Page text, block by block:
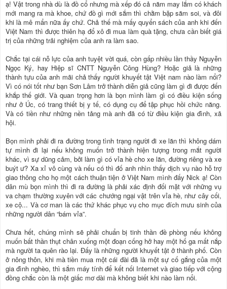
ạ! Vật trong nhà dù là đồ cổ nhưng mà xếp đó cả năm may lắm có khách
mới mang ra mà khoe, chứ đồ gì mới sắm thì chằm bặp săm soi, và đôi
khi là mê mẩn nữa ấy chứ. Chả thế mà mấy quyển sách của anh khi đến
Việt Nam thì được thiên hạ đổ xô đi mua làm quà tặng, chưa cần biết giá
trị của những trải nghiệm của anh ra làm sao.
Chắc tại cái nỗ lực của anh tuyệt vời quá, còn gấp nhiều lần thầy Nguyễn
Ngọc Ký, hay Hiệp sĩ CNTT Nguyễn Công Hùng? Hoặc giả là những
thành tựu của anh mãi chả thấy người khuyết tật Việt nam nào làm nổi?
Vì có nói tốt như bạn Sơn Lâm trở thành diễn giả cũng làm gì đi được đến
khắp thế giới. Và quan trọng hơn là bọn mình làm gì có điều kiện sống
như ở Úc, có trang thiết bị y tế, có dụng cụ để tập phục hồi chức năng.
Và có tiền như những nền tảng mà anh đã có từ điều kiện gia đình, xã
hội.
Bọn mình phải đi ra đường trong tình trạng người đi xe lăn thì không dám
tự mình đi lại nếu không muốn trở thành hiện tượng trong mắt người
khác, vì sự dũng cảm, bởi làm gì có vỉa hè cho xe lăn, đường riêng và xe
buýt ư? Xa xỉ vô cùng và nếu có thì đố anh nhìn thấy dịch vụ nào hỗ trợ
giao thông cho họ một cách thuận tiện ở Việt Nam mình đấy Nick ạ! Còn
dân mù bọn mình thì đi ra đường là phải xác định đối mặt với những vụ
va chạm thường xuyên với các chướng ngại vật trên vỉa hè, như cây cối,
xe cộ... Và cơ man là các thứ khác phục vụ cho mục đích mưu sinh của
những người dân “bám vỉa”.
Chưa hết, chúng mình sẽ phải chuẩn bị tinh thần đề phòng nếu không
muốn bất thần thụt chân xuống một đoạn cống hở hay một hố ga mất nắp
mà người ta quên rào lại. Đấy là những người khuyết tật ở thành phố. Còn
ở nông thôn, khi mà tiền mua một cái đài đã là một sự cố gắng của một
gia đình nghèo, thì sắm máy tính để kết nối Internet và giao tiếp với cộng
đồng chắc còn là một giấc mơ dài mà không biết khi nào làm nổi.